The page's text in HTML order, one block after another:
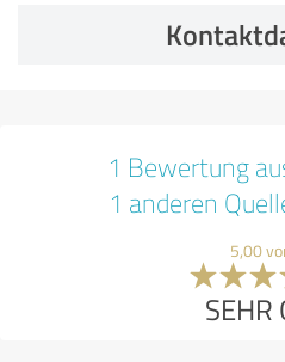
1 Bewertung
1 anderen
5,00
SEHR